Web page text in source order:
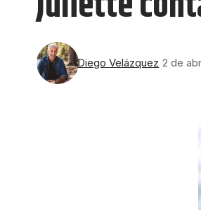
Diego Velázquez 2 de